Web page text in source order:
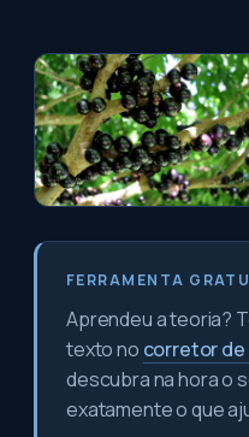
FERRAMENTA
Aprendeu a teoria?
texto no corretor
descubra na hora o
exatamente o que